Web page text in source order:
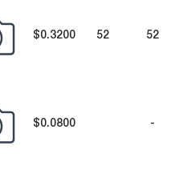
$0.3200 52 52
$0.0800 -